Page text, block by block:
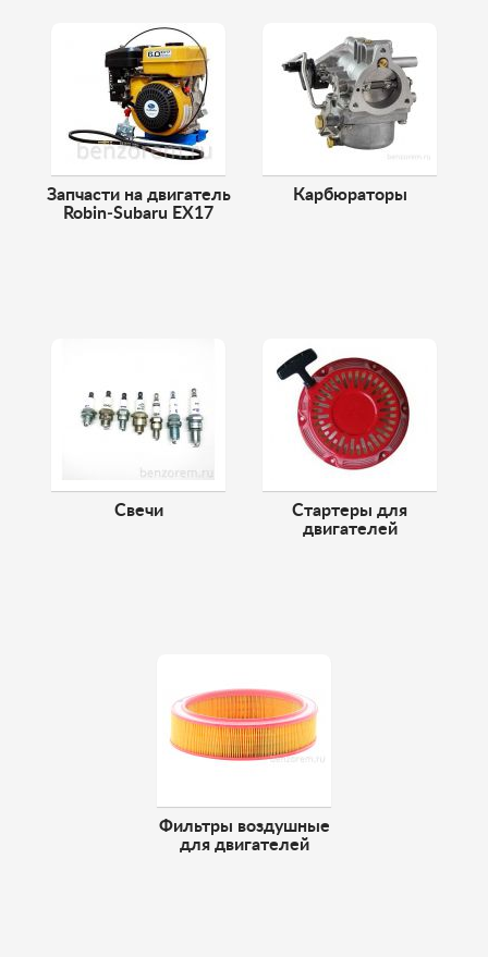
Запчасти на двигатель
Robin‑Subaru EX17
Карбюраторы
Свечи
Стартеры для
двигателей
Фильтры воздушные
для двигателей